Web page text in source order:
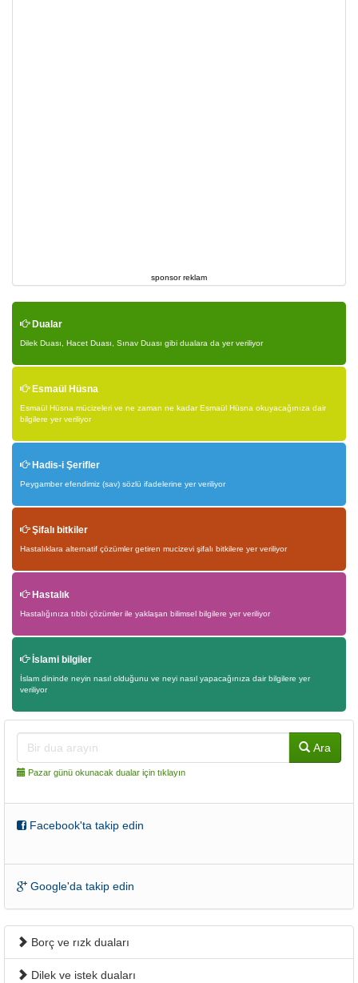
sponsor reklam
Dualar
Dilek Duası, Hacet Duası, Sınav Duası gibi dualara da yer veriliyor
Esmaül Hüsna
Esmaül Hüsna mücizeleri ve ne zaman ne kadar Esmaül Hüsna okuyacağınıza dair
bilgilere yer veriliyor
Hadis-i Şerifler
Peygamber efendimiz (sav) sözlü ifadelerine yer veriliyor
Şifalı bitkiler
Hastalıklara alternatif çözümler getiren mucizevi şifalı bitkilere yer veriliyor
Hastalık
Hastalığınıza tıbbi çözümler ile yaklaşan bilimsel bilgilere yer veriliyor
İslami bilgiler
İslam dininde neyin nasıl olduğunu ve neyi nasıl yapacağınıza dair bilgilere yer
veriliyor
Ara
Pazar günü okunacak dualar için tıklayın
Facebook'ta takip edin
Google'da takip edin
Borç ve rızk duaları
Dilek ve istek duaları